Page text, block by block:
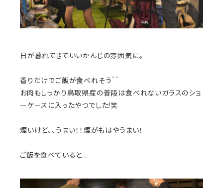
日が暮れてきていいかんじの雰囲気に。
香りだけでご飯が食べれそう＾＾
お肉もしっかり鳥取県産の普段は食べれないガラスのショ
ーケースに入ったやつでした!笑
煙いけど、、うまい！！煙がもはやうまい！
ご飯を食べていると…